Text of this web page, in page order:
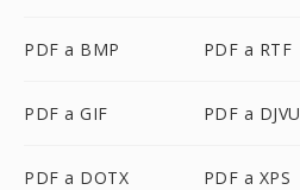
PDF a BMP PDF a RTF
PDF a GIF PDF a DJVU
PDF a DOTX PDF a XPS